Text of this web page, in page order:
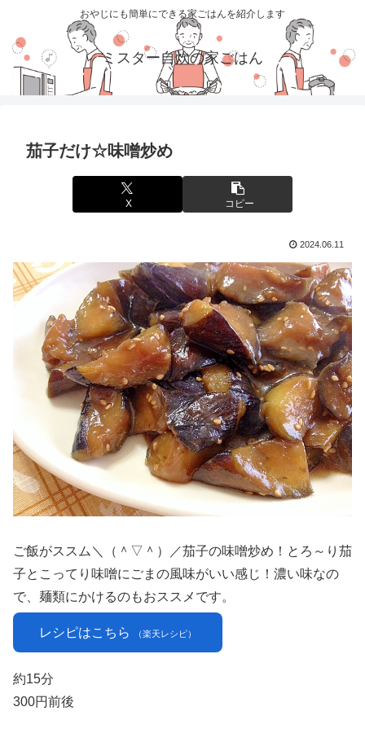
おやじにも簡単にできる家ごはんを紹介します
ミスター自炊の家ごはん
茄子だけ☆味噌炒め
X コピー
2024.06.11
ご飯がススム＼（＾▽＾）／茄子の味噌炒め！とろ～り茄
子とこってり味噌にごまの風味がいい感じ！濃い味なの
で、麺類にかけるのもおススメです。
レシピはこちら （楽天レシピ）
約15分
300円前後